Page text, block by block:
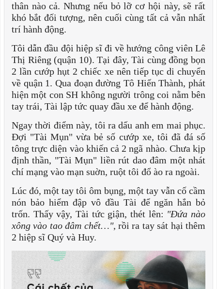
thân nào cả. Nhưng nếu bỏ lỡ cơ hội này, sẽ rất
khó bắt đối tượng, nên cuối cùng tất cả vẫn nhất
trí hành động.
Tôi dẫn đầu đội hiệp sĩ đi về hướng công viên Lê
Thị Riêng (quận 10). Tại đây, Tài cùng đồng bọn
2 lần cướp hụt 2 chiếc xe nên tiếp tục di chuyển
về quận 1. Qua đoạn đường Tô Hiến Thành, phát
hiện một con SH không người trông coi nằm bên
tay trái, Tài lập tức quay đầu xe để hành động.
Ngay thời điểm này, tôi ra dấu anh em mai phục.
Đợi "Tài Mụn" vừa bẻ số cướp xe, tôi đã đá số
tông trực diện vào khiến cả 2 ngã nhào. Chưa kịp
định thần, "Tài Mụn" liền rút dao đâm một nhát
chí mạng vào mạn suờn, ruột tôi đổ ào ra ngoài.
Lúc đó, một tay tôi ôm bụng, một tay vẫn cố cầm
nón bảo hiểm đập vô đầu Tài để ngăn hắn bỏ
trốn. Thấy vậy, Tài tức giận, thét lên: "Đứa nào
xông vào tao đâm chết…", rồi ra tay sát hại thêm
2 hiệp sĩ Quý và Huy.